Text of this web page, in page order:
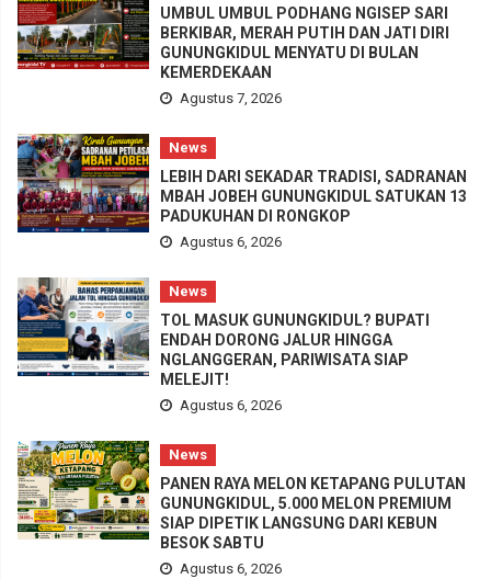
UMBUL UMBUL PODHANG NGISEP SARI
BERKIBAR, MERAH PUTIH DAN JATI DIRI
GUNUNGKIDUL MENYATU DI BULAN
KEMERDEKAAN
Agustus 7, 2026
News
LEBIH DARI SEKADAR TRADISI, SADRANAN
MBAH JOBEH GUNUNGKIDUL SATUKAN 13
PADUKUHAN DI RONGKOP
Agustus 6, 2026
News
TOL MASUK GUNUNGKIDUL? BUPATI
ENDAH DORONG JALUR HINGGA
NGLANGGERAN, PARIWISATA SIAP
MELEJIT!
Agustus 6, 2026
News
PANEN RAYA MELON KETAPANG PULUTAN
GUNUNGKIDUL, 5.000 MELON PREMIUM
SIAP DIPETIK LANGSUNG DARI KEBUN
BESOK SABTU
Agustus 6, 2026